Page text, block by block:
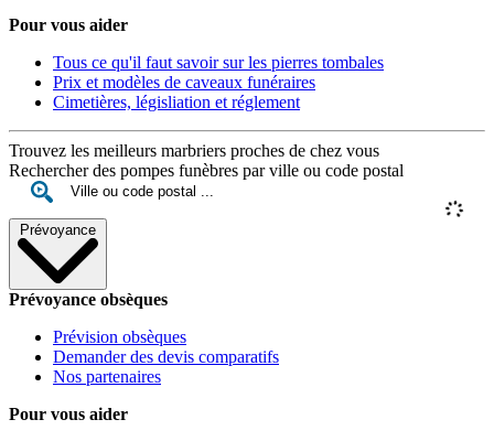
Pour vous aider
Tous ce qu'il faut savoir sur les pierres tombales
Prix et modèles de caveaux funéraires
Cimetières, législiation et réglement
Trouvez les meilleurs marbriers proches de chez vous
Rechercher des pompes funèbres par ville ou code postal
Prévoyance
Prévoyance obsèques
Prévision obsèques
Demander des devis comparatifs
Nos partenaires
Pour vous aider